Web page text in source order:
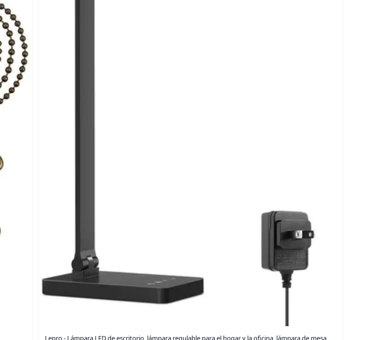
Lepro - Lámpara LED de escritorio, lámpara regulable para el hogar y la oficina, lámpara de mesa